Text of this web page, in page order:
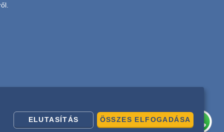
ELUTASÍTÁS ÖSSZES ELFOGADÁSA